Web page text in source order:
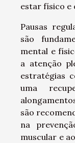
estar físico e
Pausas
são
mental e
a atenção
estratégias
uma
são
na
muscular e